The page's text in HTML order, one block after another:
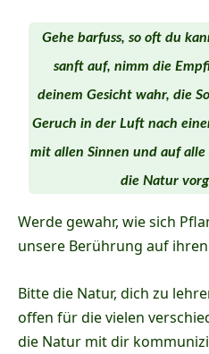
Gehe barfuss, so oft du
sanft auf, nimm die
deinem Gesicht wahr, die
Geruch in der Luft nach
mit allen Sinnen und auf
die Natur
Werde gewahr, wie sich
unsere Berührung auf
Bitte die Natur, dich zu
offen für die vielen
die Natur mit dir